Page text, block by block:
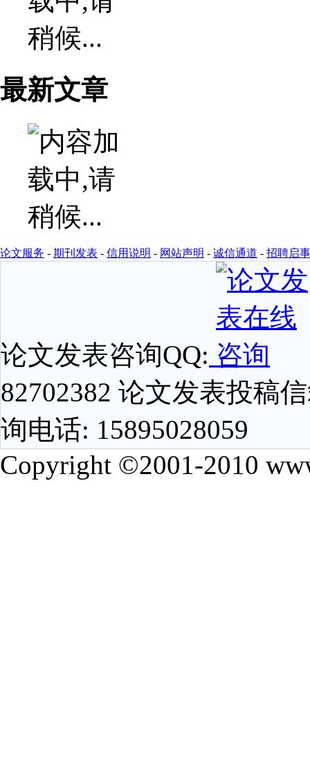
最新文章
论文服务 - 期刊发表 - 信用说明 - 网站声明 - 诚信通道 - 招聘启事
论文发表咨询QQ:
82702382 论文发表投稿
询电话: 15895028059
Copyright ©2001-2010